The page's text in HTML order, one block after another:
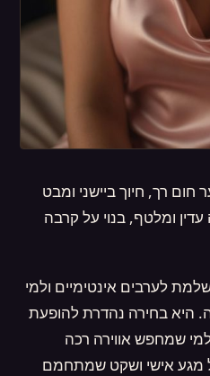
רך, חיוך ביישני ומבט
ומלטף, בנוי על קרבה
לערבים אינטימיים ולמי
היא בחירה נהדרת להופעת
שמחפש אווירה רכה
מגע אישי ושקט שמתחמם